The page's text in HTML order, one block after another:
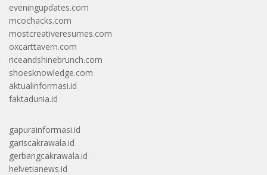
eveningupdates.com
mcochacks.com
mostcreativeresumes.com
oxcarttavern.com
riceandshinebrunch.com
shoesknowledge.com
aktualinformasi.id
faktadunia.id
gapurainformasi.id
gariscakrawala.id
gerbangcakrawala.id
helvetianews.id